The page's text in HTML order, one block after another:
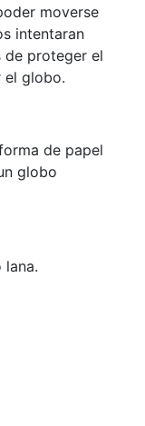
moverse
intentaran
de proteger el
el globo.
de papel
globo